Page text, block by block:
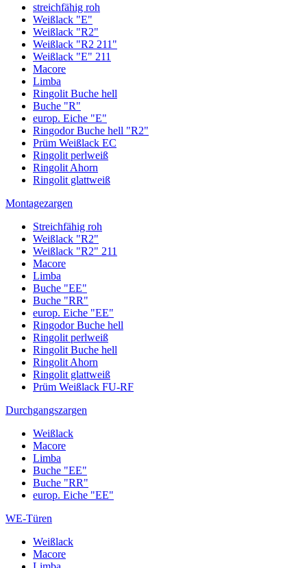
streichfähig roh
Weißlack "E"
Weißlack "R2"
Weißlack "R2 211"
Weißlack "E" 211
Macore
Limba
Ringolit Buche hell
Buche "R"
europ. Eiche "E"
Ringodor Buche hell "R2"
Prüm Weißlack EC
Ringolit perlweiß
Ringolit Ahorn
Ringolit glattweiß
Montagezargen
Streichfähig roh
Weißlack "R2"
Weißlack "R2" 211
Macore
Limba
Buche "EE"
Buche "RR"
europ. Eiche "EE"
Ringodor Buche hell
Ringolit perlweiß
Ringolit Buche hell
Ringolit Ahorn
Ringolit glattweiß
Prüm Weißlack FU-RF
Durchgangszargen
Weißlack
Macore
Limba
Buche "EE"
Buche "RR"
europ. Eiche "EE"
WE-Türen
Weißlack
Macore